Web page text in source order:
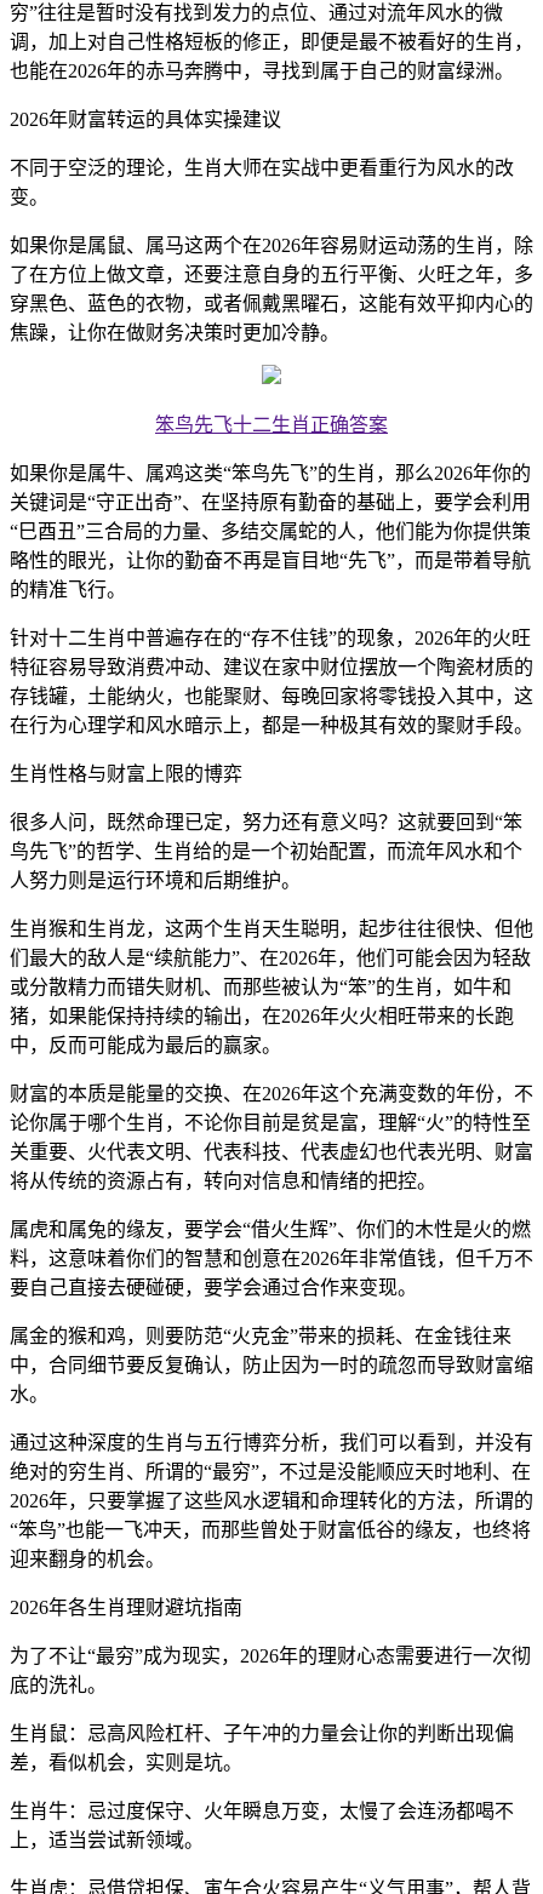
穷”往往是暂时没有找到发力的点位、通过对流年风水的微
调，加上对自己性格短板的修正，即便是最不被看好的生肖，
也能在2026年的赤马奔腾中，寻找到属于自己的财富绿洲。
2026年财富转运的具体实操建议
不同于空泛的理论，生肖大师在实战中更看重行为风水的改
变。
如果你是属鼠、属马这两个在2026年容易财运动荡的生肖，除
了在方位上做文章，还要注意自身的五行平衡、火旺之年，多
穿黑色、蓝色的衣物，或者佩戴黑曜石，这能有效平抑内心的
焦躁，让你在做财务决策时更加冷静。
笨鸟先飞十二生肖正确答案
如果你是属牛、属鸡这类“笨鸟先飞”的生肖，那么2026年你的
关键词是“守正出奇”、在坚持原有勤奋的基础上，要学会利用
“巳酉丑”三合局的力量、多结交属蛇的人，他们能为你提供策
略性的眼光，让你的勤奋不再是盲目地“先飞”，而是带着导航
的精准飞行。
针对十二生肖中普遍存在的“存不住钱”的现象，2026年的火旺
特征容易导致消费冲动、建议在家中财位摆放一个陶瓷材质的
存钱罐，土能纳火，也能聚财、每晚回家将零钱投入其中，这
在行为心理学和风水暗示上，都是一种极其有效的聚财手段。
生肖性格与财富上限的博弈
很多人问，既然命理已定，努力还有意义吗？这就要回到“笨
鸟先飞”的哲学、生肖给的是一个初始配置，而流年风水和个
人努力则是运行环境和后期维护。
生肖猴和生肖龙，这两个生肖天生聪明，起步往往很快、但他
们最大的敌人是“续航能力”、在2026年，他们可能会因为轻敌
或分散精力而错失财机、而那些被认为“笨”的生肖，如牛和
猪，如果能保持持续的输出，在2026年火火相旺带来的长跑
中，反而可能成为最后的赢家。
财富的本质是能量的交换、在2026年这个充满变数的年份，不
论你属于哪个生肖，不论你目前是贫是富，理解“火”的特性至
关重要、火代表文明、代表科技、代表虚幻也代表光明、财富
将从传统的资源占有，转向对信息和情绪的把控。
属虎和属兔的缘友，要学会“借火生辉”、你们的木性是火的燃
料，这意味着你们的智慧和创意在2026年非常值钱，但千万不
要自己直接去硬碰硬，要学会通过合作来变现。
属金的猴和鸡，则要防范“火克金”带来的损耗、在金钱往来
中，合同细节要反复确认，防止因为一时的疏忽而导致财富缩
水。
通过这种深度的生肖与五行博弈分析，我们可以看到，并没有
绝对的穷生肖、所谓的“最穷”，不过是没能顺应天时地利、在
2026年，只要掌握了这些风水逻辑和命理转化的方法，所谓的
“笨鸟”也能一飞冲天，而那些曾处于财富低谷的缘友，也终将
迎来翻身的机会。
2026年各生肖理财避坑指南
为了不让“最穷”成为现实，2026年的理财心态需要进行一次彻
底的洗礼。
生肖鼠：忌高风险杠杆、子午冲的力量会让你的判断出现偏
差，看似机会，实则是坑。
生肖牛：忌过度保守、火年瞬息万变，太慢了会连汤都喝不
上，适当尝试新领域。
生肖虎：忌借贷担保、寅午合火容易产生“义气用事”，帮人背